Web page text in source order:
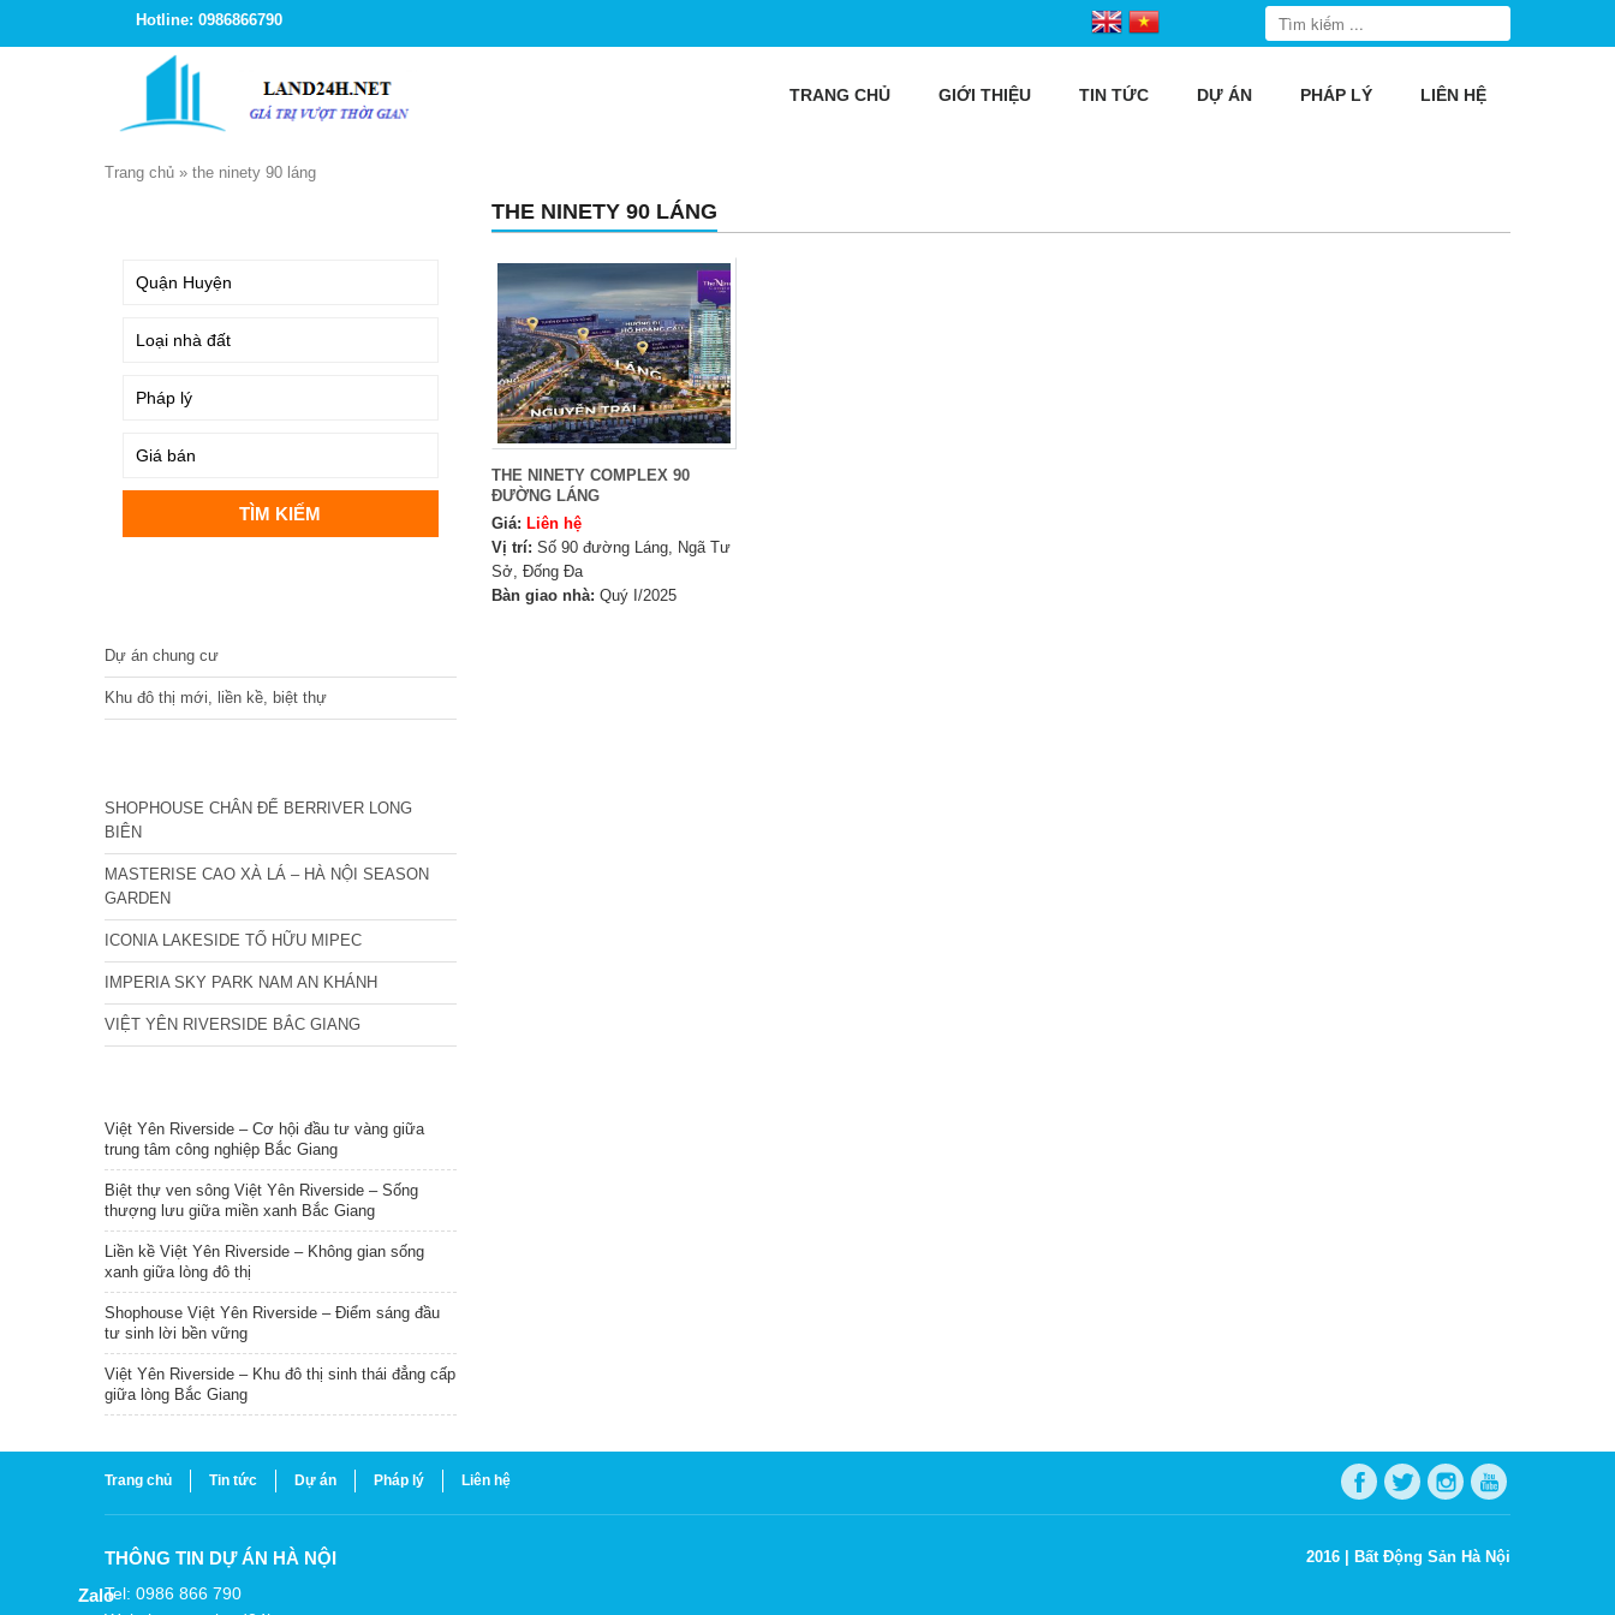
Hotline: 0986866790
TRANG CHỦ GIỚI THIỆU TIN TỨC DỰ ÁN PHÁP LÝ LIÊN HỆ
Trang chủ » the ninety 90 láng
THE NINETY 90 LÁNG
THE NINETY COMPLEX 90
ĐƯỜNG LÁNG
Giá: Liên hệ
Vị trí: Số 90 đường Láng, Ngã Tư
Sở, Đống Đa
Bàn giao nhà: Quý I/2025
Dự án chung cư
Khu đô thị mới, liền kề, biệt thự
SHOPHOUSE CHÂN ĐẾ BERRIVER LONG
BIÊN
MASTERISE CAO XÀ LÁ – HÀ NỘI SEASON
GARDEN
ICONIA LAKESIDE TỐ HỮU MIPEC
IMPERIA SKY PARK NAM AN KHÁNH
VIỆT YÊN RIVERSIDE BẮC GIANG
Việt Yên Riverside – Cơ hội đầu tư vàng giữa
trung tâm công nghiệp Bắc Giang
Biệt thự ven sông Việt Yên Riverside – Sống
thượng lưu giữa miền xanh Bắc Giang
Liền kề Việt Yên Riverside – Không gian sống
xanh giữa lòng đô thị
Shophouse Việt Yên Riverside – Điểm sáng đầu
tư sinh lời bền vững
Việt Yên Riverside – Khu đô thị sinh thái đẳng cấp
giữa lòng Bắc Giang
Trang chủ Tin tức Dự án Pháp lý Liên hệ
THÔNG TIN DỰ ÁN HÀ NỘI
Tel: 0986 866 790
2016 | Bất Động Sản Hà Nội
Zalo